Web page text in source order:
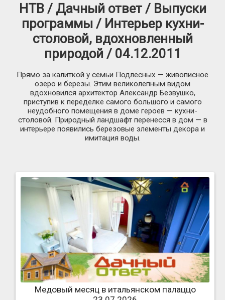
НТВ / Дачный ответ / Выпуски
программы / Интерьер кухни-
столовой, вдохновленный
природой / 04.12.2011
Прямо за калиткой у семьи Подлесных — живописное
озеро и березы. Этим великолепным видом
вдохновился архитектор Александр Безвушко,
приступив к переделке самого большого и самого
неудобного помещения в доме героев — кухни-
столовой. Природный ландшафт перенесся в дом — в
интерьере появились березовые элементы декора и
имитация воды.
Медовый месяц в итальянском палаццо